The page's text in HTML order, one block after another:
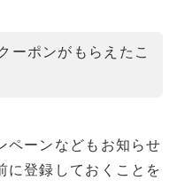
ーポンがもらえたこ
ペーンなどもお知らせ
に登録しておくことを